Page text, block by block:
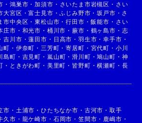
・鴻巣市 ・加須市 ・ さいたま市岩槻区 ・ さい
大宮区 ・富士見市 ・ふじみ野市 ・坂戸市 ・ さ
市中央区 ・東松山市 ・行田市 ・飯能市 ・ さい
庄市 ・ 和光市 ・ 桶川市 ・蕨市 ・ 鶴ヶ島市 ・ 志
・吉川市 ・蓮田市 ・ 日高市 ・ 羽生市 ・幸手市 ・
町 ・ 伊奈町 ・ 三芳町 ・寄居町 ・ 宮代町 ・ 小川
島町 ・ 吉見町 ・ 嵐山町 ・滑川町 ・鳩山町 ・ 神
・ ときがわ町 ・ 美里町 ・ 皆野町 ・横瀬町 ・ 長
市 ・ 土浦市 ・ひたちなか市 ・ 古河市 ・ 取手
久市 ・ 龍ケ崎市 ・ 石岡市 ・ 笠間市 ・ 鹿嶋市 ・